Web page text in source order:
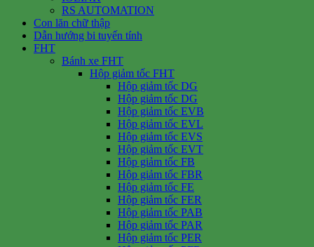
RS AUTOMATION
Con lăn chữ thập
Dẫn hướng bi tuyến tính
FHT
Bánh xe FHT
Hộp giảm tốc FHT
Hộp giảm tốc DG
Hộp giảm tốc DG
Hộp giảm tốc EVB
Hộp giảm tốc EVL
Hộp giảm tốc EVS
Hộp giảm tốc EVT
Hộp giảm tốc FB
Hộp giảm tốc FBR
Hộp giảm tốc FE
Hộp giảm tốc FER
Hộp giảm tốc PAB
Hộp giảm tốc PAR
Hộp giảm tốc PER